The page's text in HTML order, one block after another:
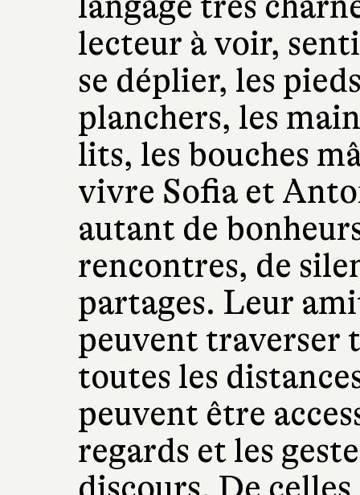
lecteur à voir,
se déplier, les
planchers, les
lits, les bouches
vivre Sofia et
autant de
rencontres, de
partages. Leur
peuvent traverser
toutes les
peuvent être
regards et les